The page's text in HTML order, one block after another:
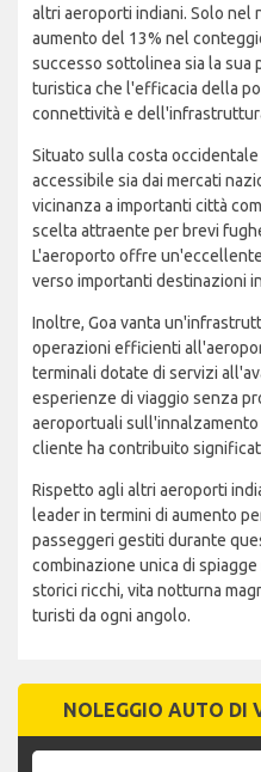
altri aeroporti indiani. Solo nel
aumento del 13% nel
successo sottolinea sia la sua
turistica che l'efficacia della
connettività e
Situato sulla costa
accessibile sia dai mercati
vicinanza a importanti città
scelta attraente per brevi
L'aeroporto offre
verso importanti destinazioni
Inoltre, Goa vanta
operazioni efficienti
terminali dotate di servizi
esperienze di viaggio senza
aeroportuali
cliente ha contribuito
Rispetto agli altri aeroporti
leader in termini di aumento
passeggeri gestiti durante
combinazione unica di
storici ricchi, vita notturna
turisti da ogni angolo.
NOLEGGIO AUTO DI